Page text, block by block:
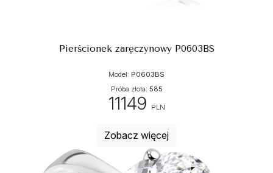
Pierścionek zaręczynowy P0603BS
Model: P0603BS
Próba złota: 585
11149 PLN
Zobacz więcej